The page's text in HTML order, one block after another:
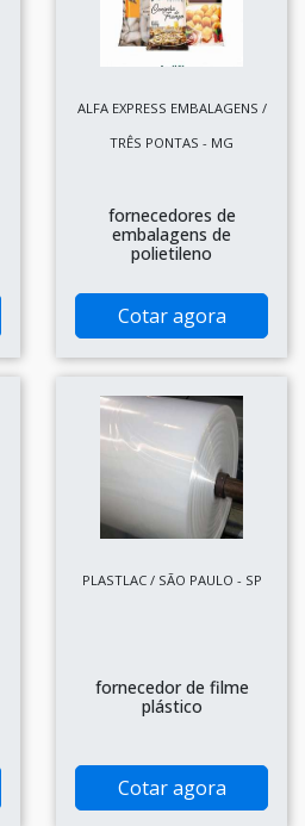
ALFA EXPRESS EMBALAGENS /
TRÊS PONTAS - MG
fornecedores de
embalagens de
polietileno
Cotar agora
PLASTLAC / SÃO PAULO - SP
fornecedor de filme
plástico
Cotar agora